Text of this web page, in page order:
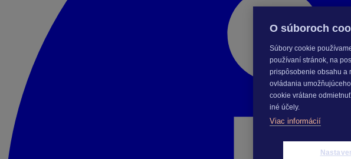
O súboroch
Súbory cookie
používaní stránok, na
prispôsobenie obsahu a
ovládania
cookie vrátane
iné účely.
Viac informácií